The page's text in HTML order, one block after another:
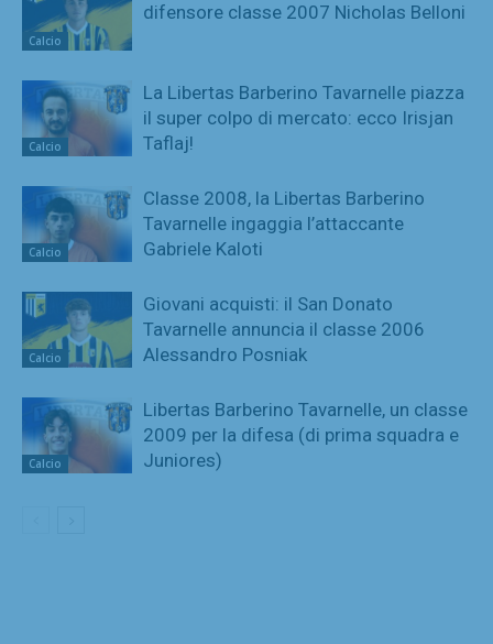
Calcio
difensore classe 2007 Nicholas Belloni
Calcio
La Libertas Barberino Tavarnelle piazza
il super colpo di mercato: ecco Irisjan
Taflaj!
Calcio
Classe 2008, la Libertas Barberino
Tavarnelle ingaggia l’attaccante
Gabriele Kaloti
Calcio
Giovani acquisti: il San Donato
Tavarnelle annuncia il classe 2006
Alessandro Posniak
Calcio
Libertas Barberino Tavarnelle, un classe
2009 per la difesa (di prima squadra e
Juniores)